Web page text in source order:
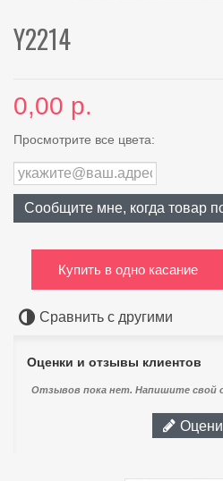
Y2214
0,00 р.
Просмотрите все цвета:
Сообщите мне, когда товар
Купить в одно касание
Сравнить с другими
Оценки и отзывы клиентов
Отзывов пока нет. Напишите свой